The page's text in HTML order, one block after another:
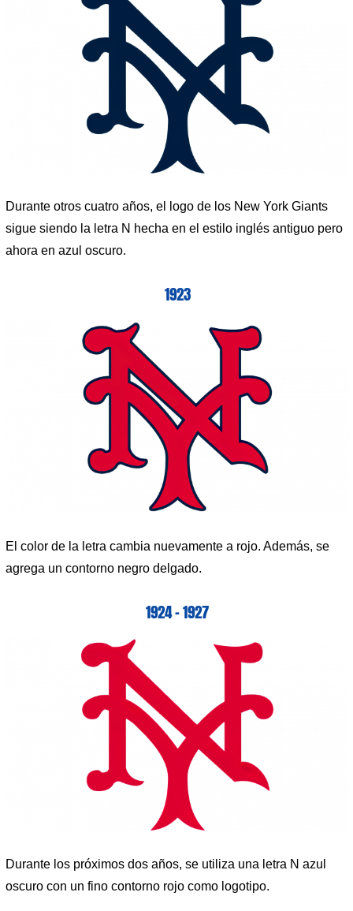
Durante otros cuatro años, el logo de los New York Giants
sigue siendo la letra N hecha en el estilo inglés antiguo pero
ahora en azul oscuro.
1923
El color de la letra cambia nuevamente a rojo. Además, se
agrega un contorno negro delgado.
1924 – 1927
Durante los próximos dos años, se utiliza una letra N azul
oscuro con un fino contorno rojo como logotipo.